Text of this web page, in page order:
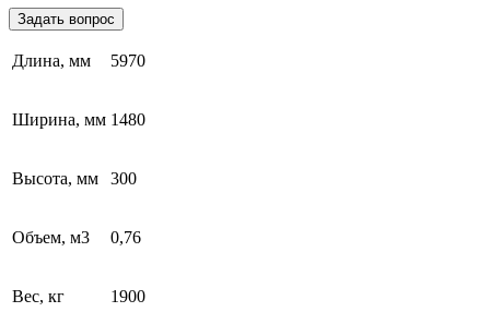
Задать вопрос
Длина, мм 5970
Ширина, мм 1480
Высота, мм 300
Объем, м3 0,76
Вес, кг 1900